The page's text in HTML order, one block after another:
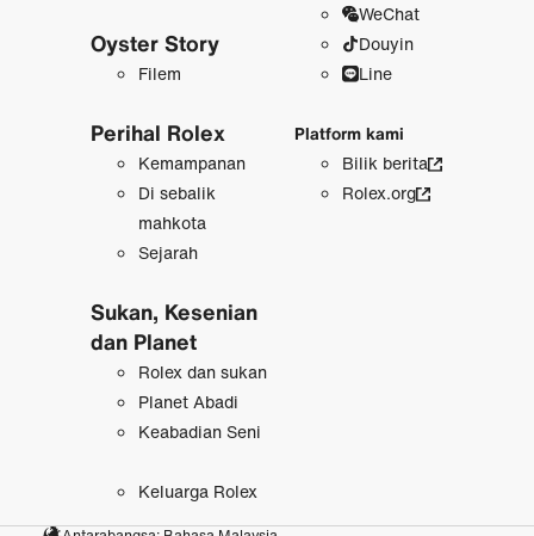
Oyster Story
Filem
Perihal Rolex
Kemampanan
Di sebalik
mahkota
Sejarah
Sukan, Kesenian
dan Planet
Rolex dan sukan
Planet Abadi
Keabadian Seni
Keluarga Rolex
WeChat
Douyin
Line
Platform kami
Bilik berita
Rolex.org